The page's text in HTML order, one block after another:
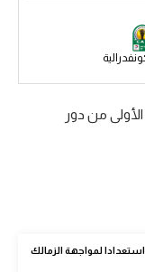
من دور
لمواجهة الزمالك